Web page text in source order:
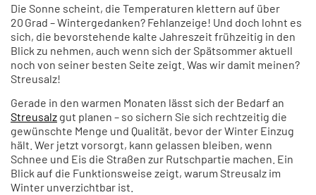
Die Sonne scheint, die Temperaturen klettern auf über
20 Grad – Wintergedanken? Fehlanzeige! Und doch lohnt es
sich, die bevorstehende kalte Jahreszeit frühzeitig in den
Blick zu nehmen, auch wenn sich der Spätsommer aktuell
noch von seiner besten Seite zeigt. Was wir damit meinen?
Streusalz!
Gerade in den warmen Monaten lässt sich der Bedarf an
Streusalz gut planen – so sichern Sie sich rechtzeitig die
gewünschte Menge und Qualität, bevor der Winter Einzug
hält. Wer jetzt vorsorgt, kann gelassen bleiben, wenn
Schnee und Eis die Straßen zur Rutschpartie machen. Ein
Blick auf die Funktionsweise zeigt, warum Streusalz im
Winter unverzichtbar ist.